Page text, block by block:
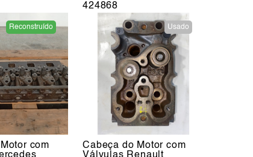
424868
Reconstruído
com
Usado
Cabeça do Motor com